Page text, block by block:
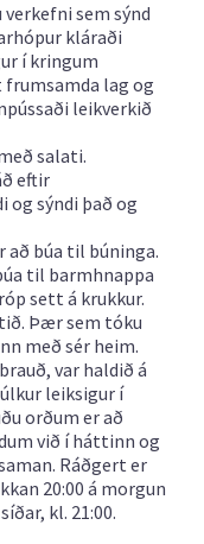
sem sýnd
kláraði
í kringum
lag og
leikverkið
salati.
eftir
og sýndi það og
búa til búninga.
til barmhnappa
sett á krukkur.
Þær sem tóku
með sér heim.
var haldið á
leiksigur í
orðum er að
við í háttinn og
Ráðgert er
20:00 á morgun
kl. 21:00.